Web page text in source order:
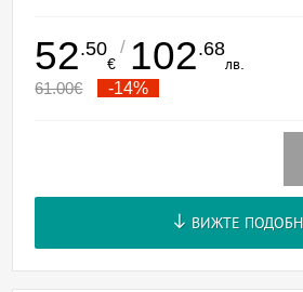
52.50
€
/ 102.68
лв.
61.00€ -14%
ВИЖТЕ